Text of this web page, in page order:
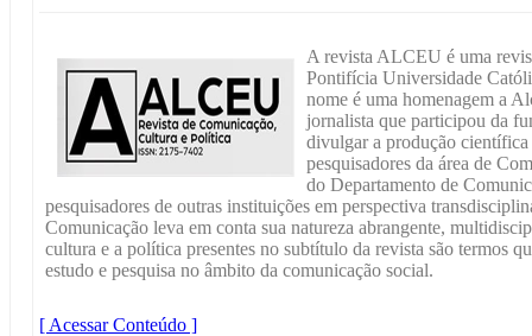
A revista ALCEU é uma
Pontifícia Universidade
nome é uma homenagem a
jornalista que participou da
divulgar a produção científica
pesquisadores da área de
do Departamento de
pesquisadores de outras instituições em perspectiva
Comunicação leva em conta sua natureza abrangente,
cultura e a política presentes no subtítulo da revista são termos
estudo e pesquisa no âmbito da comunicação social.
[ Acessar Conteúdo ]